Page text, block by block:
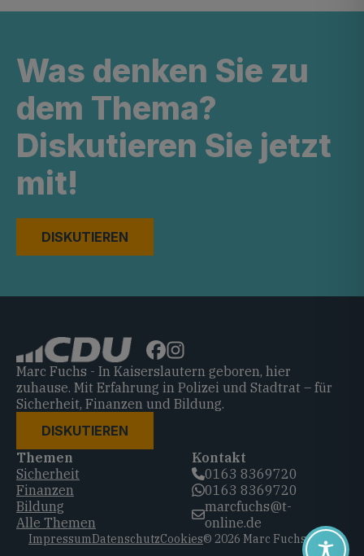
Was denken Sie zu
dem Thema?
Diskutieren Sie jetzt
mit!
DISKUTIEREN
Marc Fuchs - In Kaiserslautern geboren, hier
zuhause. Mit Erfahrung in Polizei und Stadtrat – für
Sicherheit, Finanzen und Bildung.
DISKUTIEREN
Themen
Sicherheit
Finanzen
Bildung
Alle Themen
Kontakt
0163 8369720‬
0163 8369720‬
marcfuchs@t-
online.de
ImpressumDatenschutzCookies© 2026 Marc Fuchs, CDU